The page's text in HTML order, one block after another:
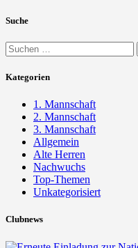
Suche
Suchen
nach:
Kategorien
1. Mannschaft
2. Mannschaft
3. Mannschaft
Allgemein
Alte Herren
Nachwuchs
Top-Themen
Unkategorisiert
Clubnews